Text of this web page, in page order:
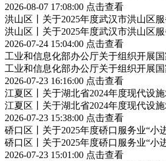
2026-08-07 17:08:00 点击查看
洪山区丨关于2025年度武汉市洪山区
洪山区丨关于2025年度武汉市洪山区
2026-07-24 15:04:00 点击查看
工业和信息化部办公厅关于组织开展
工业和信息化部办公厅关于组织开展
2026-07-23 16:16:00 点击查看
江夏区丨关于湖北省2024年度现代设
江夏区丨关于湖北省2024年度现代设
2026-07-23 15:38:00 点击查看
硚口区丨关于2025年度硚口服务业“
硚口区丨关于2025年度硚口服务业“
2026-07-23 15:01:00 点击查看